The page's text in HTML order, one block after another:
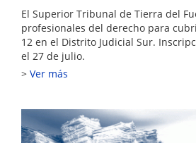
El Superior Tribunal de Tierra del
profesionales del derecho para
12 en el Distrito Judicial Sur.
el 27 de julio.
Ver más